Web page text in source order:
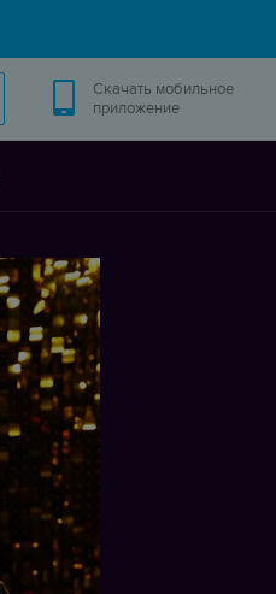
Скачать мобильное
приложение